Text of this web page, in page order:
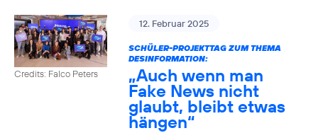
Credits: Falco Peters
12. Februar 2025
SCHÜLER-PROJEKTTAG ZUM THEMA
DESINFORMATION:
„Auch wenn man
Fake News nicht
glaubt, bleibt etwas
hängen“